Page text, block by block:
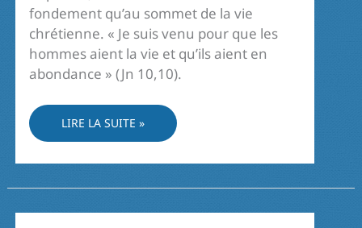
fondement qu’au sommet de la vie
chrétienne. « Je suis venu pour que les
hommes aient la vie et qu’ils aient en
abondance » (Jn 10,10).
EUCHARISTIE
ET
BIBLE
LIRE LA SUITE »